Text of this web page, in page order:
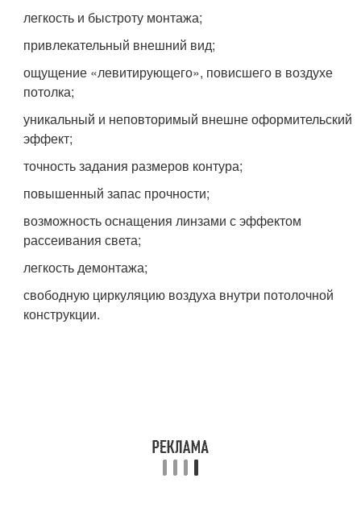
легкость и быстроту монтажа;
привлекательный внешний вид;
ощущение «левитирующего», повисшего в воздухе
потолка;
уникальный и неповторимый внешне оформительский
эффект;
точность задания размеров контура;
повышенный запас прочности;
возможность оснащения линзами с эффектом
рассеивания света;
легкость демонтажа;
свободную циркуляцию воздуха внутри потолочной
конструкции.